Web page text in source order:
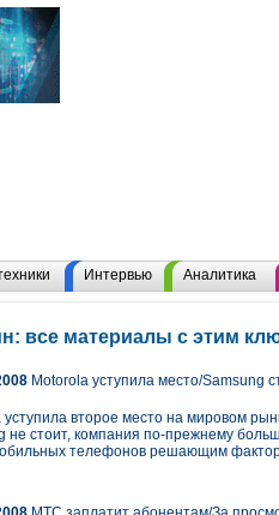
Интервью Аналитика
все материалы с этим
Motorola уступила место/Samsung
уступила второе место на мировом
не стоит, компания по-прежнему
телефонов решающим